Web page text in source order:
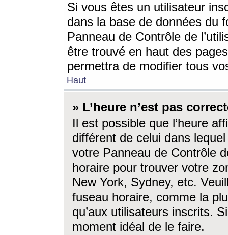
Si vous êtes un utilisateur
dans la base de données du
Panneau de Contrôle de
être trouvé en haut des
permettra de modifier tous
Haut
» L’heure n’est pas
Il est possible que l’heure
différent de celui dans
votre Panneau de Contrôle
horaire pour trouver votre
New York, Sydney, etc.
fuseau horaire, comme la
qu’aux utilisateurs inscrits.
moment idéal de le faire.